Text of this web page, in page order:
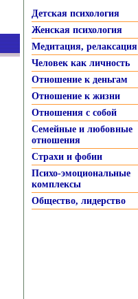
Детская психология
Женская психология
Медитация, релаксация
Человек как личность
Отношение к деньгам
Отношение к жизни
Отношения с собой
Семейные и любовные
отношения
Страхи и фобии
Психо-эмоциональные
комплексы
Общество, лидерство